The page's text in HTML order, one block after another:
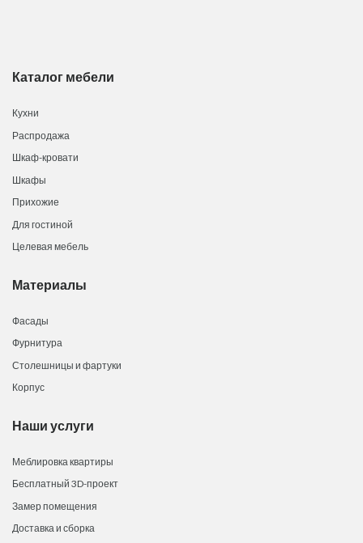
Каталог мебели
Кухни
Распродажа
Шкаф-кровати
Шкафы
Прихожие
Для гостиной
Целевая мебель
Материалы
Фасады
Фурнитура
Столешницы и фартуки
Корпус
Наши услуги
Меблировка квартиры
Бесплатный 3D-проект
Замер помещения
Доставка и сборка